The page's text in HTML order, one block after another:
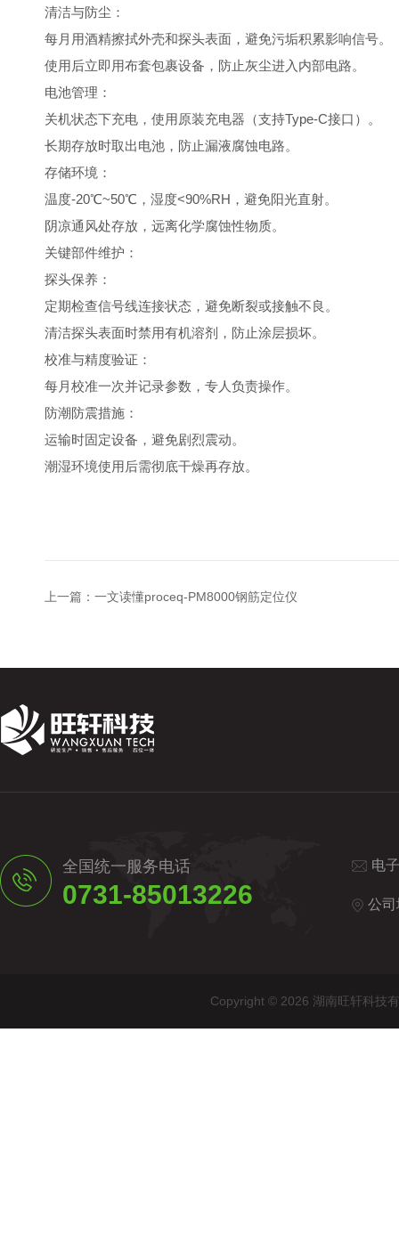
‌清洁与防尘‌：
每月用酒精擦拭外壳和探头表面，避免污垢积累影响信号。
使用后立即用布套包裹设备，防止灰尘进入内部电路。
‌电池管理‌：
关机状态下充电，使用原装充电器（支持Type-C接口）。
长期存放时取出电池，防止漏液腐蚀电路。
‌存储环境：‌
温度-20℃~50℃，湿度<90%RH，避免阳光直射。
阴凉通风处存放，远离化学腐蚀性物质。
关键部件维护：
‌探头保养‌：
定期检查信号线连接状态，避免断裂或接触不良。
清洁探头表面时禁用有机溶剂，防止涂层损坏。
‌校准与精度验证‌：
每月校准一次并记录参数，专人负责操作。
防潮防震措施‌：
运输时固定设备，避免剧烈震动。
潮湿环境使用后需彻底干燥再存放。
上一篇： 一文读懂proceq-PM8000钢筋定位仪
全国统一服务电话
0731-85013226
电
公
Copyright © 2026 湖南旺轩科技